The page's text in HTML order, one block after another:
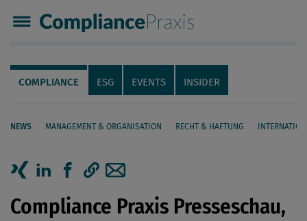
Compliance Praxis
Servicenavigation
Navigation
COMPLIANCE ESG EVENTS INSIDER
NEWS MANAGEMENT & ORGANISATION RECHT & HAFTUNG
Seiteninhalt
Artikel auf Xing teilen
Artikel auf linkedIn teilen
Artikel auf Facebook teilen
Artikellink kopieren
Artikel per Mail teilen
Compliance Praxis Presseschau,